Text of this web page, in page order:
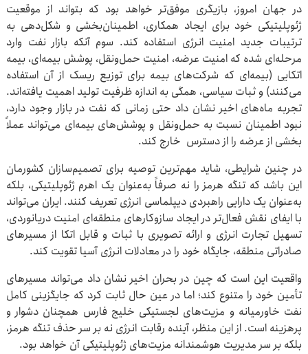
در جهان امروز، بازیگری موفق‌تر خواهد بود که بتواند از موقعیت
ژئوپلیتیکی خود برای ایجاد همکاری، اطمینان‌بخشی و شکل‌دهی به
ترتیبات جدید امنیت انرژی استفاده کند. سوم آنکه بازار نفت وارد
مرحله‌ای شده که امنیت عرضه، امنیت حمل‌ونقل، پوشش بیمه‌ای، بیمه
اتکایی (بیمه‌ای که شرکت‌های بیمه برای توزیع ریسک از آن استفاده
می‌کنند) و ثبات سیاسی، همگی به اندازه ظرفیت تولید اهمیت یافته‌اند.
تجربه ماه‌های اخیر نشان داد حتی زمانی که نفت در بازار وجود دارد،
نبود اطمینان نسبت به حمل‌ونقل و پوشش‌های بیمه‌ای می‌تواند عملاً
بخشی از عرضه را از دسترس خارج کند.
در چنین شرایطی، شاید مهم‌ترین توصیه برای تصمیم‌سازان کشورمان
این باشد که تنگه هرمز را نه صرفاً به‌عنوان یک اهرم ژئوپلیتیکی، بلکه
به‌عنوان یک دارایی راهبردی دیپلماسی انرژی تعریف کنند. ایران می‌تواند
با ایفای نقش فعال‌تر در ایجاد سازوکارهای منطقه‌ای امنیت دریانوردی،
تسهیل تجارت انرژی و ارائه تصویری با ثبات و قابل اتکا از مسیرهای
صادراتی منطقه، جایگاه خود را در معادلات انرژی آسیا تقویت کند.
واقعیت این است که چین در بحران اخیر نشان داد می‌تواند مسیرهای
تأمین خود را متنوع کند؛ اما در عین حال ثابت کرد که جایگزینی کامل
نفت خاورمیانه و مزیت‌های لجستیکی خلیج فارس همچنان دشوار و
پرهزینه است. از این منظر، آینده رقابت انرژی نه بر سر حذف تنگه هرمز،
بلکه بر سر مدیریت هوشمندانه مزیت‌های ژئوپلیتیکی آن خواهد بود.